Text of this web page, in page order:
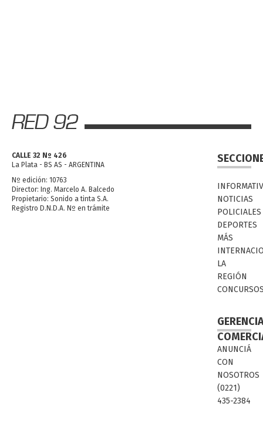
CALLE 32 Nº 426
La Plata - BS AS - ARGENTINA
Nº edición: 10763
Director: Ing. Marcelo A. Balcedo
Propietario: Sonido a tinta S.A.
Registro D.N.D.A. Nº en trámite
NOTICIAS
POLICIALES
DEPORTES
MÁS
LA
REGIÓN
ANUNCIÁ
CON
NOSOTROS
(0221)
435-2384